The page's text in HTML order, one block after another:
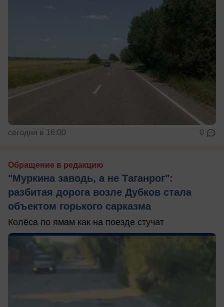
сегодня в 16:00 0
Обращение в редакцию
"Муркина заводь, а не Таганрог":
разбитая дорога возле Дубков стала
объектом горького сарказма
Колёса по ямам как на поезде стучат